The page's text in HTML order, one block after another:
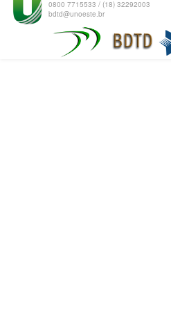
0800 7715533 / (18) 32292003
bdtd@unoeste.br